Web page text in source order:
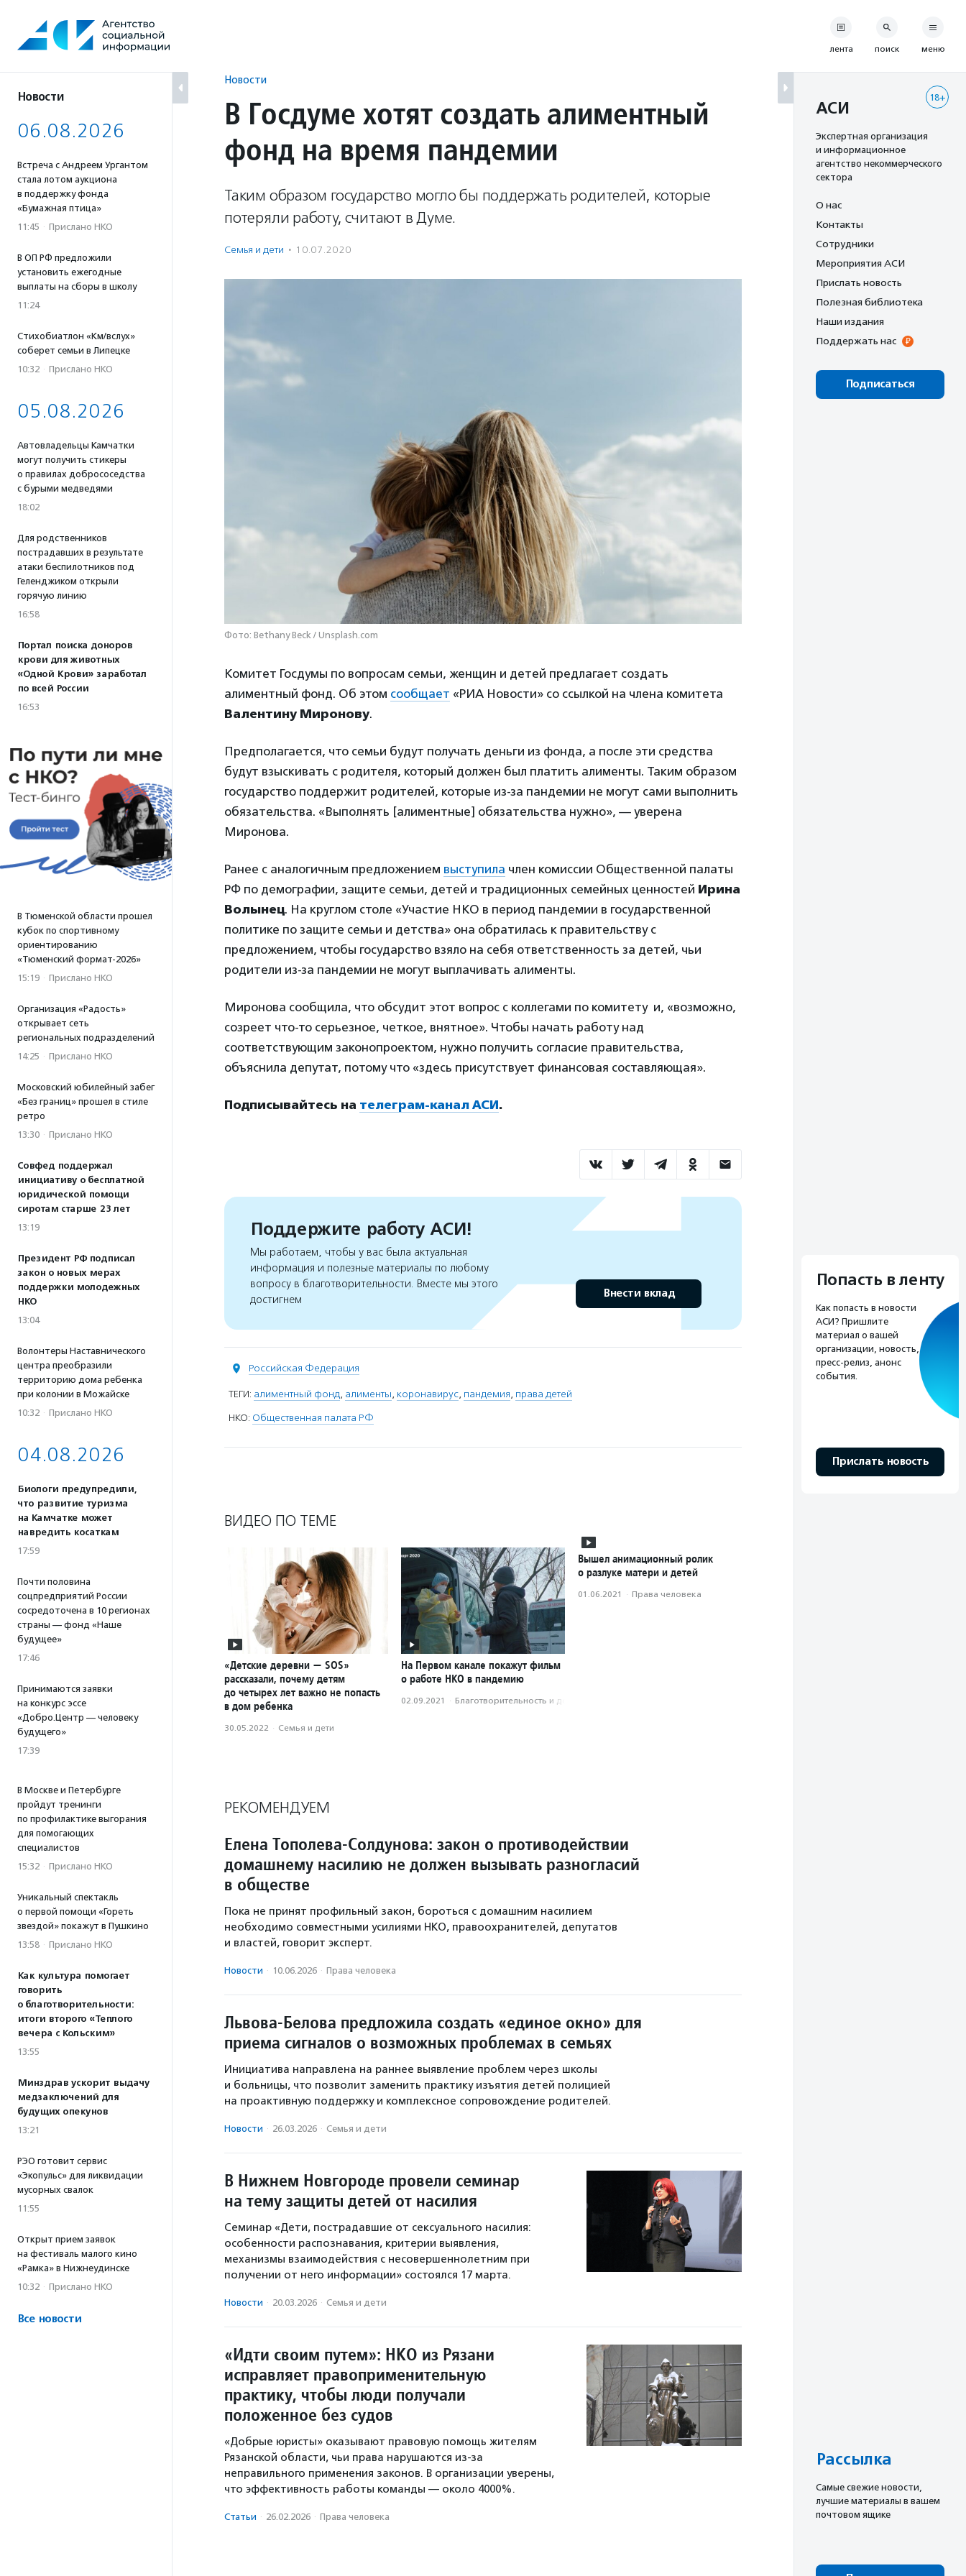
содержанию
Новости
06.08.2026
Встреча с Андреем Ургантом
стала лотом аукциона
в поддержку фонда
«Бумажная птица»
11:45 · Прислано НКО
В ОП РФ предложили
установить ежегодные
выплаты на сборы в школу
11:24
Стихобиатлон «Км/вслух»
соберет семьи в Липецке
10:32 · Прислано НКО
05.08.2026
Автовладельцы Камчатки
могут получить стикеры
о правилах добрососедства
с бурыми медведями
18:02
Для родственников
пострадавших в результате
атаки беспилотников под
Геленджиком открыли
горячую линию
16:58
Портал поиска доноров
крови для животных
«Одной Крови» заработал
по всей России
16:53
В Тюменской области прошел
кубок по спортивному
ориентированию
«Тюменский формат-2026»
15:19 · Прислано НКО
Организация «Радость»
открывает сеть
региональных подразделений
14:25 · Прислано НКО
Московский юбилейный забег
«Без границ» прошел в стиле
ретро
13:30 · Прислано НКО
Совфед поддержал
инициативу о бесплатной
юридической помощи
сиротам старше 23 лет
13:19
Президент РФ подписал
закон о новых мерах
поддержки молодежных
НКО
13:04
Волонтеры Наставнического
центра преобразили
территорию дома ребенка
при колонии в Можайске
10:32 · Прислано НКО
04.08.2026
Биологи предупредили,
что развитие туризма
на Камчатке может
навредить косаткам
17:59
Почти половина
соцпредприятий России
сосредоточена в 10 регионах
страны — фонд «Наше
будущее»
17:46
Принимаются заявки
на конкурс эссе
«Добро.Центр — человеку
будущего»
17:39
В Москве и Петербурге
пройдут тренинги
по профилактике выгорания
для помогающих
специалистов
15:32 · Прислано НКО
Уникальный спектакль
о первой помощи «Гореть
звездой» покажут в Пушкино
13:58 · Прислано НКО
Как культура помогает
говорить
о благотворительности:
итоги второго «Теплого
вечера с Кольским»
13:55
Минздрав ускорит выдачу
медзаключений для
будущих опекунов
13:21
РЭО готовит сервис
«Экопульс» для ликвидации
мусорных свалок
11:55
Открыт прием заявок
на фестиваль малого кино
«Рамка» в Нижнеудинске
10:32 · Прислано НКО
Все новости
Новости
В Госдуме хотят создать алиментный
фонд на время пандемии
Таким образом государство могло бы поддержать родителей, которые
потеряли работу, считают в Думе.
Семья и дети · 10.07.2020
Фото: Bethany Beck / Unsplash.com
Комитет Госдумы по вопросам семьи, женщин и детей предлагает создать
алиментный фонд. Об этом сообщает «РИА Новости» со ссылкой на члена комитета
Валентину Миронову.
Предполагается, что семьи будут получать деньги из фонда, а после эти средства
будут взыскивать с родителя, который должен был платить алименты. Таким образом
государство поддержит родителей, которые из-за пандемии не могут сами выполнить
обязательства. «Выполнять [алиментные] обязательства нужно», — уверена
Миронова.
Ранее с аналогичным предложением выступила член комиссии Общественной палаты
РФ по демографии, защите семьи, детей и традиционных семейных ценностей Ирина
Волынец. На круглом столе «Участие НКО в период пандемии в государственной
политике по защите семьи и детства» она обратилась к правительству с
предложением, чтобы государство взяло на себя ответственность за детей, чьи
родители из-за пандемии не могут выплачивать алименты.
Миронова сообщила, что обсудит этот вопрос с коллегами по комитету и, «возможно,
созреет что-то серьезное, четкое, внятное». Чтобы начать работу над
соответствующим законопроектом, нужно получить согласие правительства,
объяснила депутат, потому что «здесь присутствует финансовая составляющая».
Подписывайтесь на телеграм-канал АСИ.
Поддержите работу АСИ!
Мы работаем, чтобы у вас была актуальная
информация и полезные материалы по любому
вопросу в благотворительности. Вместе мы этого
достигнем
Внести вклад
Российская Федерация
ТЕГИ: алиментный фонд, алименты, коронавирус, пандемия, права детей
НКО: Общественная палата РФ
ВИДЕО ПО ТЕМЕ
«Детские деревни — SOS»
рассказали, почему детям
до четырех лет важно не попасть
в дом ребенка
30.05.2022 · Семья и дети
На Первом канале покажут фильм
о работе НКО в пандемию
02.09.2021 · Благотвори­тель­ность и доброволь­чест­во
Вышел анимационный ролик
о разлуке матери и детей
01.06.2021 · Права человека
РЕКОМЕНДУЕМ
Елена Тополева-Солдунова: закон о противодействии
домашнему насилию не должен вызывать разногласий
в обществе
Пока не принят профильный закон, бороться с домашним насилием
необходимо совместными усилиями НКО, правоохранителей, депутатов
и властей, говорит эксперт.
Новости · 10.06.2026 · Права человека
Львова-Белова предложила создать «единое окно» для
приема сигналов о возможных проблемах в семьях
Инициатива направлена на раннее выявление проблем через школы
и больницы, что позволит заменить практику изъятия детей полицией
на проактивную поддержку и комплексное сопровождение родителей.
Новости · 26.03.2026 · Семья и дети
В Нижнем Новгороде провели семинар
на тему защиты детей от насилия
Семинар «Дети, пострадавшие от сексуального насилия:
особенности распознавания, критерии выявления,
механизмы взаимодействия с несовершеннолетним при
получении от него информации» состоялся 17 марта.
Новости · 20.03.2026 · Семья и дети
«Идти своим путем»: НКО из Рязани
исправляет правоприменительную
практику, чтобы люди получали
положенное без судов
«Добрые юристы» оказывают правовую помощь жителям
Рязанской области, чьи права нарушаются из-за
неправильного применения законов. В организации уверены,
что эффективность работы команды — около 4000%.
Статьи · 26.02.2026 · Права человека
лента поиск меню
18+
АСИ
Экспертная организация
и информационное
агентство некоммерческого
сектора
О нас
Контакты
Сотрудники
Мероприятия АСИ
Прислать новость
Полезная библиотека
Наши издания
Поддержать нас
Подписаться
Попасть в ленту
Как попасть в новости
АСИ? Пришлите
материал о вашей
организации, новость,
пресс-релиз, анонс
события.
Прислать новость
Рассылка
Cамые свежие новости,
лучшие материалы в вашем
почтовом ящике